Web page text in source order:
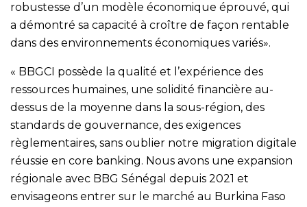
robustesse d’un modèle économique éprouvé, qui
a démontré sa capacité à croître de façon rentable
dans des environnements économiques variés».
« BBGCI possède la qualité et l’expérience des
ressources humaines, une solidité financière au-
dessus de la moyenne dans la sous-région, des
standards de gouvernance, des exigences
règlementaires, sans oublier notre migration digitale
réussie en core banking. Nous avons une expansion
régionale avec BBG Sénégal depuis 2021 et
envisageons entrer sur le marché au Burkina Faso